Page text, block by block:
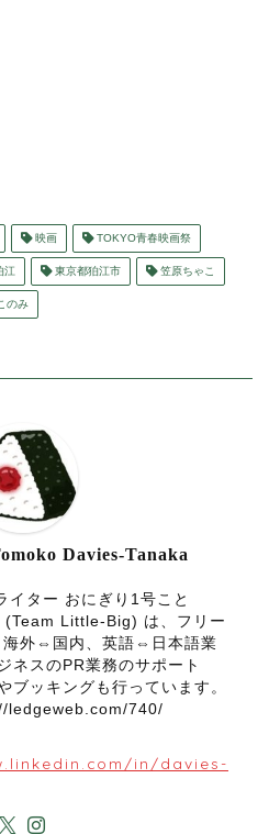
映画 TOKYO青春映画祭
江 東京都狛江市 笠原ちゃこ
のみ
Davies-Tanaka
ター おにぎり1号こと
Little-Big) は、フリー
海外⇔国内、英語⇔日本語業
ネスのPR業務のサポート
ブッキングも行っています。
ledgeweb.com/740/
in/davies-